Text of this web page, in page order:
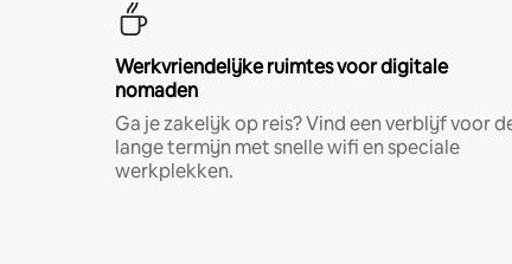
Werkvriendelijke ruimtes voor digitale
nomaden
Ga je zakelijk op reis? Vind een verblijf voor
lange termijn met snelle wifi en speciale
werkplekken.